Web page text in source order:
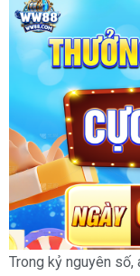
Trong kỷ nguyên